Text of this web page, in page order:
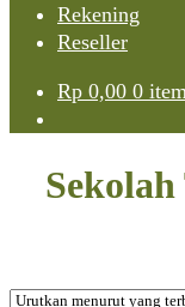
Rekening
Reseller
Rp 0,00 0